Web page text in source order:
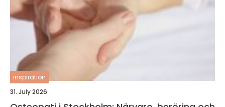
inspiration
31. July 2026